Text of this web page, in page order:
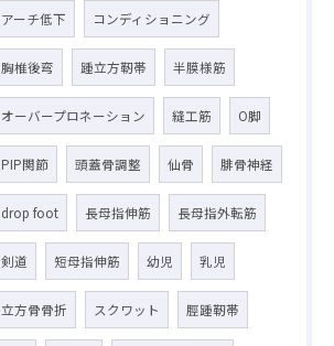
アーチ低下 コンディショニング
胸椎後弯 踵立方靭帯 半膜様筋
オーバープロネーション 縫工筋 O脚
PIP関節 頭蓋骨調整 仙骨 腓骨神経
drop foot 長母指伸筋 長母指外転筋
剣道 短母指伸筋 幼児 乳児
立方骨骨折 スクワット 脛踵靭帯